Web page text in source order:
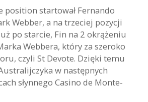
position startował Fernando
Webber, a na trzeciej pozycji
po starcie, Fin na 2 okrążeniu
Webbera, który za szeroko
czyli St Devote. Dzięki temu
w następnych
słynnego Casino de Monte-